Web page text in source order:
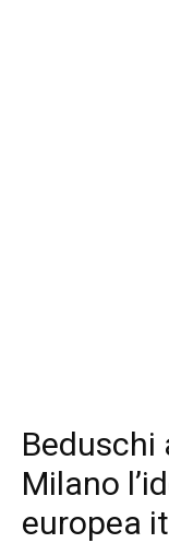
Beduschi
Milano
europea